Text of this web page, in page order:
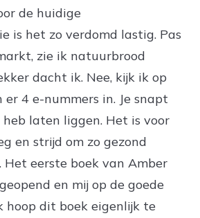
de huidige
is het zo verdomd lastig. Pas
zie ik natuurbrood
dacht ik. Nee, kijk ik op
4 e-nummers in. Je snapt
laten liggen. Het is voor
en strijd om zo gezond
Het eerste boek van Amber
en mij op de goede
hoop dit boek eigenlijk te